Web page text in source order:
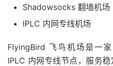
Shadowsocks 翻墙机场
IPLC 内网专线机场
FlyingBird 飞鸟机场是一
IPLC 内网专线节点，服务